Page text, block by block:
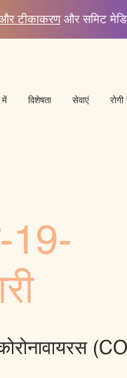
और टीकाकरणऔर समिट
में विशेषता सेवाएं
19-